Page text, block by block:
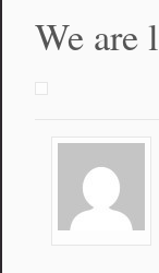
We are